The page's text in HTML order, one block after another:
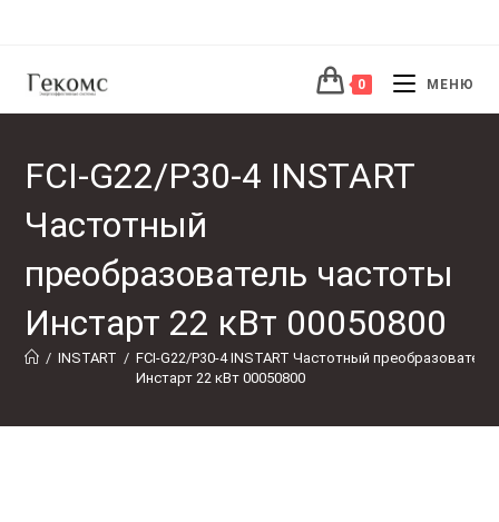
0 МЕНЮ
FCI-G22/P30-4 INSTART
Частотный
преобразователь частоты
Инстарт 22 кВт 00050800
/ INSTART / FCI-G22/P30-4 INSTART Частотный
Инстарт 22 кВт 00050800